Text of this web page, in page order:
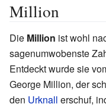
Million
Die Million ist wohl
sagenumwobenste
Entdeckt wurde sie
George Million, der
den Urknall erschuf,